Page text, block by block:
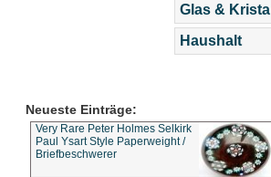
Glas & Kristall
Haushalt
Neueste Einträge:
Very Rare Peter Holmes Selkirk
Paul Ysart Style Paperweight /
Briefbeschwerer